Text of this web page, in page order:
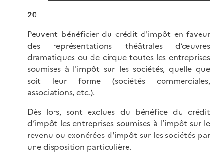
20
Peuvent bénéficier du crédit d'impôt en faveur
des représentations théâtrales d’œuvres
dramatiques ou de cirque toutes les entreprises
soumises à l'impôt sur les sociétés, quelle que
soit leur forme (sociétés commerciales,
associations, etc.).
Dès lors, sont exclues du bénéfice du crédit
d’impôt les entreprises soumises à l’impôt sur le
revenu ou exonérées d'impôt sur les sociétés par
une disposition particulière.